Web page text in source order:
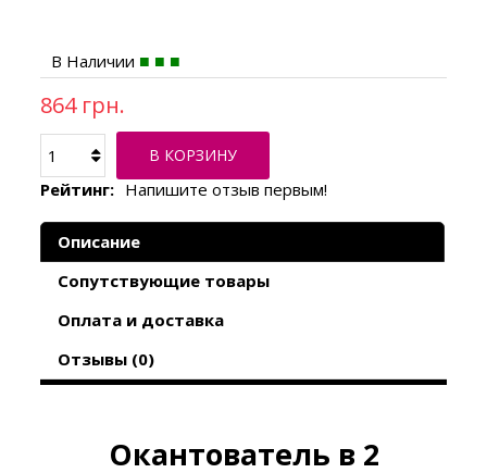
В Наличии
864 грн.
В КОРЗИНУ
Рейтинг: Напишите отзыв первым!
Описание
Сопутствующие товары
Оплата и доставка
Отзывы (0)
Окантователь в 2